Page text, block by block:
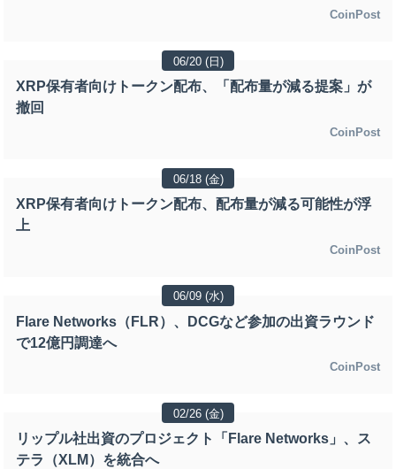
CoinPost
06/20 (日)
XRP保有者向けトークン配布、「配布量が減る提案」が
撤回
CoinPost
06/18 (金)
XRP保有者向けトークン配布、配布量が減る可能性が浮
上
CoinPost
06/09 (水)
Flare Networks（FLR）、DCGなど参加の出資ラウンド
で12億円調達へ
CoinPost
02/26 (金)
リップル社出資のプロジェクト「Flare Networks」、ス
テラ（XLM）を統合へ